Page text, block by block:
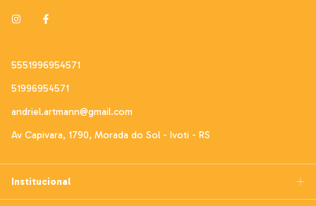
5551996954571
51996954571
andriel.artmann@gmail.com
Av Capivara, 1790, Morada do Sol - Ivoti - RS
Institucional